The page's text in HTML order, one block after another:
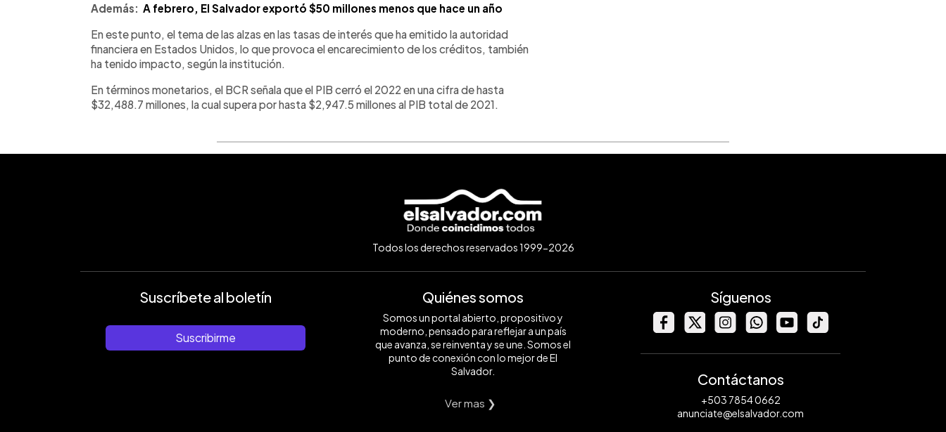
Además: A febrero, El Salvador exportó $50 millones menos que hace un año
En este punto, el tema de las alzas en las tasas de interés que ha emitido la autoridad
financiera en Estados Unidos, lo que provoca el encarecimiento de los créditos, también
ha tenido impacto, según la institución.
En términos monetarios, el BCR señala que el PIB cerró el 2022 en una cifra de hasta
$32,488.7 millones, la cual supera por hasta $2,947.5 millones al PIB total de 2021.
Todos los derechos reservados 1999-2026
Suscríbete al boletín
Suscribirme
Quiénes somos
Somos un portal abierto, propositivo y
moderno, pensado para reflejar a un país
que avanza, se reinventa y se une. Somos el
punto de conexión con lo mejor de El
Salvador.
Ver mas ❯
Síguenos
Contáctanos
+503 7854 0662
anunciate@elsalvador.com